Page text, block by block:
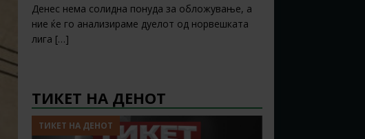
Денес нема солидна понуда за обложување, а
ние ќе го анализираме дуелот од норвешката
лига […]
ТИКЕТ НА ДЕНОТ
ТИКЕТ НА ДЕНОТ